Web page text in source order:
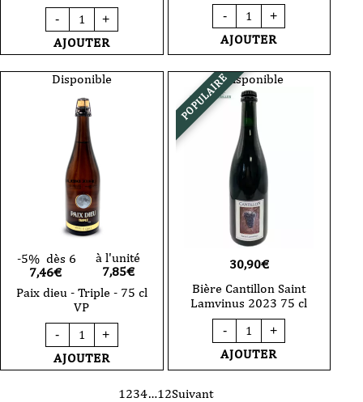
-
quantité
de
Bière
-
Corne
Blonde
33cl
VP
+
AJOUTER
-
quantité
de
Bière
-
Christmas
-33cl
VP
+
AJOUTER
Disponible
-5% dès 6
7,46€
à l'unité
7,85€
Paix dieu - Triple - 75 cl
VP
-
quantité
de
Paix
dieu
+
AJOUTER
POPULAIREIndisponible
30,90€
Bière Cantillon Saint
Lamvinus 2023 75 cl
-
quantité
de
Bière
Cantillon
Saint
+
AJOUTER
1234…12Suivant